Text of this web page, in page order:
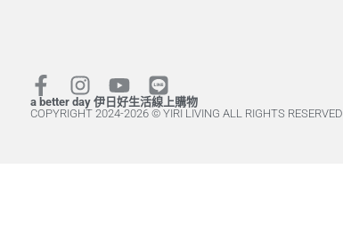
a better day 伊日好生活線上購物
COPYRIGHT 2024-2026 © YIRI LIVING ALL RIGHTS RESERVED